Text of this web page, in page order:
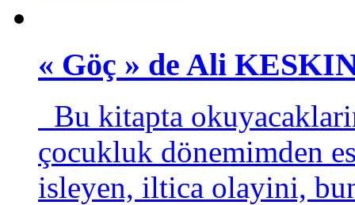
« Göç » de Ali
Bu kitapta
çocukluk dönemimden
isleyen, iltica olayini,